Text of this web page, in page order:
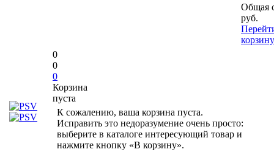
Общая
руб.
корзину
0
0
0
Корзина
пуста
К сожалению, ваша корзина пуста.
Исправить это недоразумение очень просто:
выберите в каталоге интересующий товар и
нажмите кнопку «В корзину».